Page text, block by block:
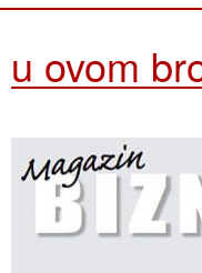
u ovom